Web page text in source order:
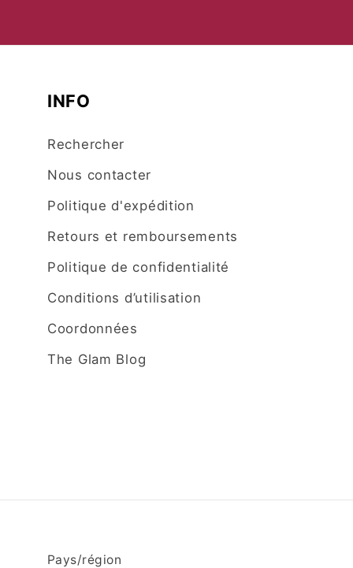
INFO
Rechercher
Nous contacter
Politique d'expédition
Retours et remboursements
Politique de confidentialité
Conditions d’utilisation
Coordonnées
The Glam Blog
Pays/région